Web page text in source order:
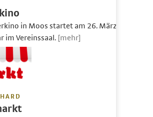
in Moos startet am 26. März
im Vereinssaal. [mehr]